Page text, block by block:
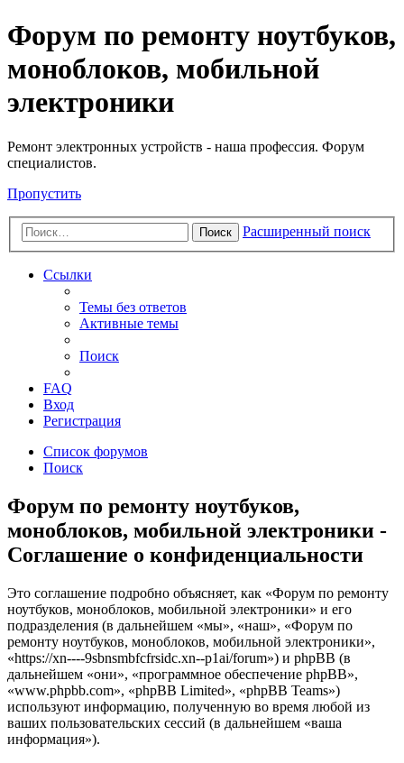
Регистрация
Форум по ремонту ноутбуков,
моноблоков, мобильной
электроники
Ремонт электронных устройств - наша профессия. Форум
специалистов.
Пропустить
Поиск Расширенный поиск
Ссылки
Темы без ответов
Активные темы
Поиск
FAQ
Вход
Регистрация
Список форумов
Поиск
Форум по ремонту ноутбуков,
моноблоков, мобильной электроники -
Соглашение о конфиденциальности
Это соглашение подробно объясняет, как «Форум по ремонту
ноутбуков, моноблоков, мобильной электроники» и его
подразделения (в дальнейшем «мы», «наш», «Форум по
ремонту ноутбуков, моноблоков, мобильной электроники»,
«https://xn----9sbnsmbfcfrsidc.xn--p1ai/forum») и phpBB (в
дальнейшем «они», «программное обеспечение phpBB»,
«www.phpbb.com», «phpBB Limited», «phpBB Teams»)
используют информацию, полученную во время любой из
ваших пользовательских сессий (в дальнейшем «ваша
информация»).